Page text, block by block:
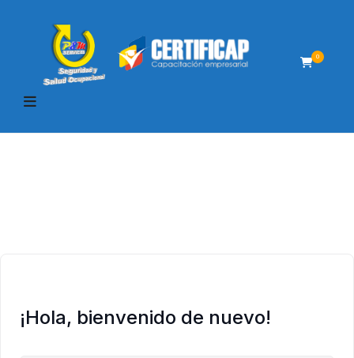
0
¡Hola, bienvenido de nuevo!